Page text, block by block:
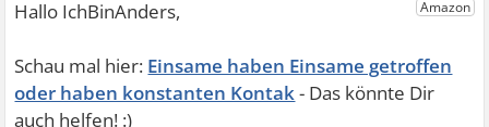
Einsame haben Einsame getroffen
oder haben konstanten Kontak